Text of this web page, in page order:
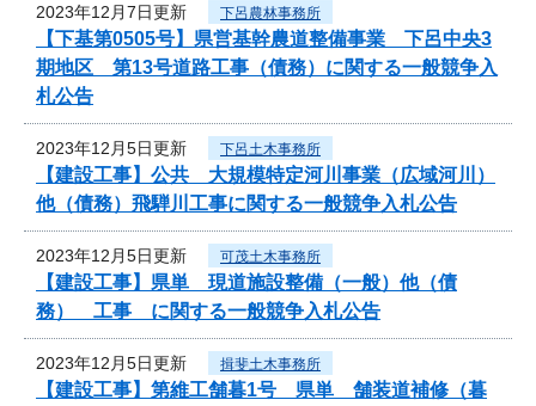
2023年12月7日更新 下呂農林事務所
【下基第0505号】県営基幹農道整備事業 下呂中央3
期地区 第13号道路工事（債務）に関する一般競争入
札公告
2023年12月5日更新 下呂土木事務所
【建設工事】公共 大規模特定河川事業（広域河川）
他（債務）飛騨川工事に関する一般競争入札公告
2023年12月5日更新 可茂土木事務所
【建設工事】県単 現道施設整備（一般）他（債
務） 工事 に関する一般競争入札公告
2023年12月5日更新 揖斐土木事務所
【建設工事】第維工舗暮1号 県単 舗装道補修（暮